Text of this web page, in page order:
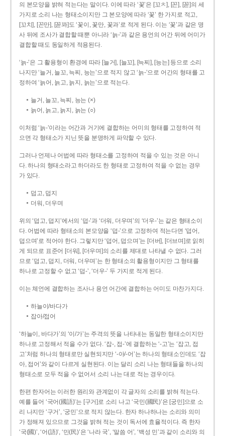
의 본모양을 밝혀 적는다는 말이다. 이에 따라 ‘꽃’은 [꼬ㅊ], [꼰], [꼳]의 세
가지로 소리 나는 형태소이지만 그 본모양에 따라 ‘꽃’ 한 가지로 적고,
[꼬치], [꼰만], [꼳꽈]도 ‘꽃이, 꽃만, 꽃과’로 적게 된다. 이는 ‘꽃’과 같은 명
사 뒤에 조사가 결합할 때뿐 아니라 ‘늙-’과 같은 용언의 어간 뒤에 어미가
결합할 때도 동일하게 적용된다.
‘늙-’은 그 활용형이 환경에 따라 [늘거], [늘꼬], [늑찌], [능는] 등으로 소리
나지만 ‘늘거, 늘꼬, 늑찌, 능는’으로 적지 않고 ‘늙-’으로 어간의 형태를 고
정하여 ‘늙어, 늙고, 늙지, 늙는’으로 적는다.
늘거, 늘꼬, 늑찌, 능는 (×)
늙어, 늙고, 늙지, 늙는 (○)
이처럼 ‘늙-­’이라는 어간과 거기에 결합하는 어미의 형태를 고정하여 적
으면 각 형태소가 지닌 뜻을 분명하게 파악할 수 있다.
그러나 언제나 어법에 따라 형태소를 고정하여 적을 수 있는 것은 아니
다. 하나의 형태소라고 하더라도 한 형태로 고정하여 적을 수 없는 경우
가 있다.
덥고, 덥지
더워, 더우며
위의 ‘덥고, 덥지’에서의 ‘덥-­’과 ‘더워, 더우며’의 ‘더우-­’는 같은 형태소이
다. 어법에 따라 형태소의 본모양을 ‘덥-­’으로 고정하여 적는다면 ‘덥어,
덥으며’로 적어야 한다. 그렇지만 ‘덥어, 덥으며’는 [더버], [더브며]로 읽히
게 되므로 표준어 [더워], [더우며]의 소리를 제대로 나타낼 수 없다. 그러
므로 ‘덥고, 덥지, 더워, 더우며’는 한 형태소의 활용형이지만 그 형태를
하나로 고정할 수 없고 ‘덥-’, ‘더우-’ 두 가지로 적게 된다.
이는 체언에 결합하는 조사나 용언 어간에 결합하는 어미도 마찬가지다.
하늘이/바다가
잡아/접어
‘하늘이, 바다가’의 ‘이/가’는 주격의 뜻을 나타내는 동일한 형태소이지만
하나로 고정해서 적을 수가 없다. ‘잡-, 접-’에 결합하는 ‘-고’는 ‘잡고, 접
고’처럼 하나의 형태로만 실현되지만 ‘-아/-어’는 하나의 형태소인데도 ‘잡
아, 접어’와 같이 다르게 실현된다. 이는 달리 소리 나는 형태들을 하나의
형태소로 모두 적을 수 없어서 소리 나는 대로 적는 경우이다.
한편 한자어는 이러한 원리와 관계없이 각 글자의 소리를 밝혀 적는다.
예를 들어 ‘국어(國語)’는 [구거]로 소리 나고 ‘국민(國民)’은 [궁민]으로 소
리 나지만 ‘구거’, ‘궁민’으로 적지 않는다. 한자 하나하나는 소리와 의미
가 정해져 있으므로 그것을 밝혀 적는 것이 독서에 효율적이다. 즉 한자
‘국(國)’, ‘어(語)’, ‘민(民)’은 ‘나라 국’, ‘말씀 어’, ‘백성 민’과 같이 소리와 의